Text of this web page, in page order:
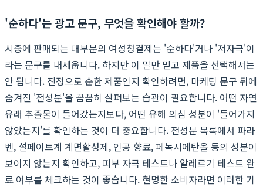
'순하다'는 광고 문구, 무엇을 확인해야 할까?
시중에 판매되는 대부분의 여성청결제는 '순하다'거나 '저자극'이
라는 문구를 내세웁니다. 하지만 이 말만 믿고 제품을 선택해서는
안 됩니다. 진정으로 순한 제품인지 확인하려면, 마케팅 문구 뒤에
숨겨진 '전성분'을 꼼꼼히 살펴보는 습관이 필요합니다. 어떤 자연
유래 추출물이 들어갔는지보다, 어떤 유해 의심 성분이 '들어가지
않았는지'를 확인하는 것이 더 중요합니다. 전성분 목록에서 파라
벤, 설페이트계 계면활성제, 인공 향료, 페녹시에탄올 등의 성분이
보이지 않는지 확인하고, 피부 자극 테스트나 알레르기 테스트 완
료 여부를 체크하는 것이 좋습니다. 현명한 소비자라면 이러한 기